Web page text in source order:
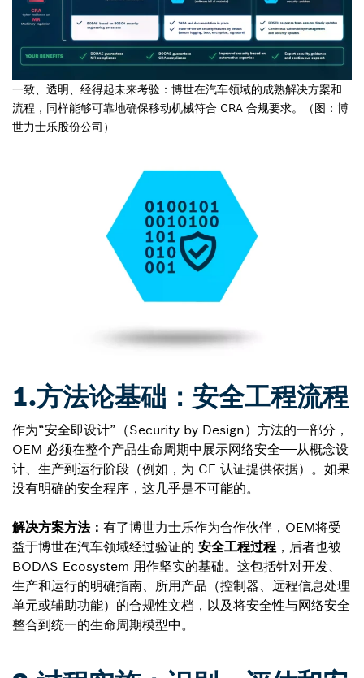
一致、透明、经得起未来考验：博世在汽车领域的成熟解决方案和
流程，同样能够可靠地确保移动机械符合 CRA 合规要求。（图：博
世力士乐股份公司）
1.方法论基础：安全工程流程
作为“安全即设计”（Security by Design）方法的一部分，
OEM 必须在整个产品生命周期中展示网络安全——从概念设
计、生产到运行阶段（例如，为 CE 认证提供依据）。如果
没有明确的安全程序，这几乎是不可能的。
解决方案方法： 有了博世力士乐作为合作伙伴，OEM将受
益于博世在汽车领域经过验证的 安全工程过程 ，后者也被
BODAS Ecosystem 用作坚实的基础。这包括针对开发、
生产和运行的明确指南、所用产品（控制器、远程信息处理
单元或辅助功能）的合规性文档，以及将安全性与网络安全
整合到统一的生命周期模型中。